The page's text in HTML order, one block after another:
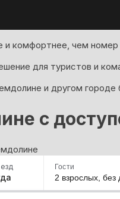
комфортнее, чем номер
для туристов и
и другом городе
с
Гости
2 взрослых, без